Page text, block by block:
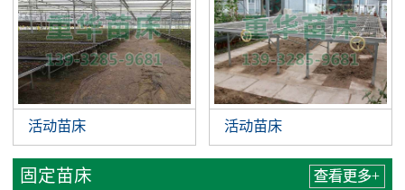
活动苗床 活动苗床
固定苗床 查看更多+